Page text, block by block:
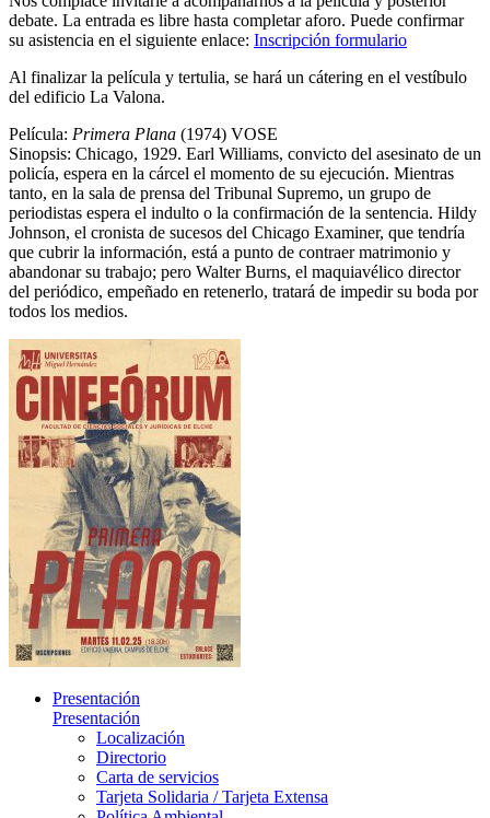
debate. La entrada es libre hasta completar aforo. Puede confirmar
su asistencia en el siguiente enlace: Inscripción formulario
Al finalizar la película y tertulia, se hará un cátering en el vestíbulo
del edificio La Valona.
Película: Primera Plana (1974) VOSE
Sinopsis: Chicago, 1929. Earl Williams, convicto del asesinato de un
policía, espera en la cárcel el momento de su ejecución. Mientras
tanto, en la sala de prensa del Tribunal Supremo, un grupo de
periodistas espera el indulto o la confirmación de la sentencia. Hildy
Johnson, el cronista de sucesos del Chicago Examiner, que tendría
que cubrir la información, está a punto de contraer matrimonio y
abandonar su trabajo; pero Walter Burns, el maquiavélico director
del periódico, empeñado en retenerlo, tratará de impedir su boda por
todos los medios.
Presentación
Presentación
Localización
Directorio
Carta de servicios
Tarjeta Solidaria / Tarjeta Extensa